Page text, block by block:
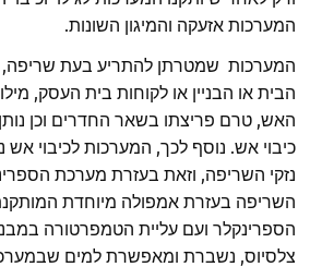
המערכות אזעקה והמיגון השונות.
המערכות שמטרתן להתריע בעת שריפה,
הבית או הבניין או לקוחות בית העסק,
האש, טרם פריצתו בשאר החדרים וכן נותן
כיבוי אש. נוסף לכך, המערכות לכיבוי אש
נזקי השריפה, וזאת בעזרת מערכת
השריפה בעזרת אמפולה מיוחדת
צלסיוס, נשברת ומאפשרת למים